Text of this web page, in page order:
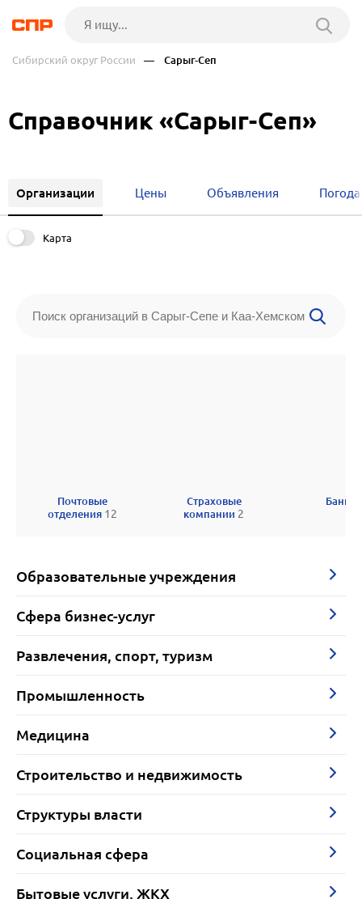
Сибирский округ России — Сарыг-Сеп
Справочник «Сарыг-Сеп»
Организации Цены Объявления Погода
Карта
Почтовые
отделения 12
Страховые
компании 2
Банки
Образовательные учреждения
Сфера бизнес-услуг
Развлечения, спорт, туризм
Промышленность
Медицина
Строительство и недвижимость
Структуры власти
Социальная сфера
Бытовые услуги, ЖКХ